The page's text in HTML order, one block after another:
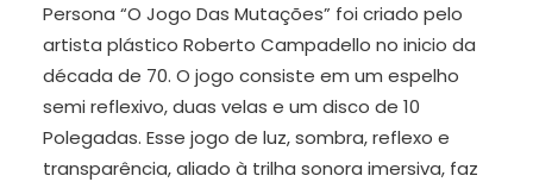
Persona “O Jogo Das Mutações” foi criado pelo
artista plástico Roberto Campadello no inicio da
década de 70. O jogo consiste em um espelho
semi reflexivo, duas velas e um disco de 10
Polegadas. Esse jogo de luz, sombra, reflexo e
transparência, aliado à trilha sonora imersiva, faz